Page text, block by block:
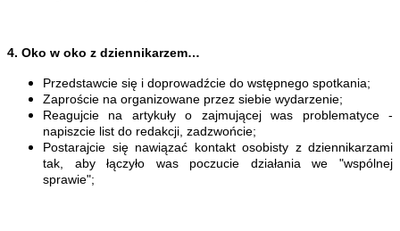
4. Oko w oko z dziennikarzem…
Przedstawcie się i doprowadźcie do wstępnego spotkania;
Zaproście na organizowane przez siebie wydarzenie;
Reagujcie na artykuły o zajmującej was problematyce -
napiszcie list do redakcji, zadzwońcie;
Postarajcie się nawiązać kontakt osobisty z dziennikarzami
tak, aby łączyło was poczucie działania we "wspólnej
sprawie";